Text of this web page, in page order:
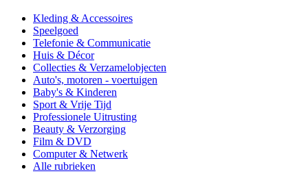
Kleding & Accessoires
Speelgoed
Telefonie & Communicatie
Huis & Décor
Collecties & Verzamelobjecten
Auto's, motoren - voertuigen
Baby's & Kinderen
Sport & Vrije Tijd
Professionele Uitrusting
Beauty & Verzorging
Film & DVD
Computer & Netwerk
Alle rubrieken